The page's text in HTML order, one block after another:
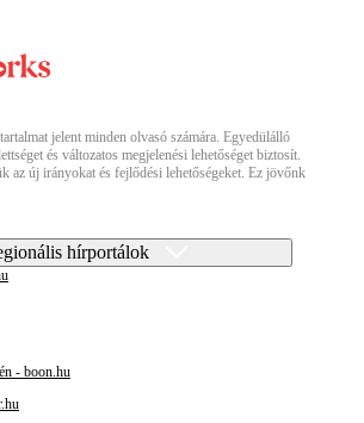
jelent minden olvasó számára. Egyedülálló
és változatos megjelenési lehetőséget biztosít.
az új irányokat és fejlődési lehetőségeket. Ez jövőnk
hírportálok
- boon.hu